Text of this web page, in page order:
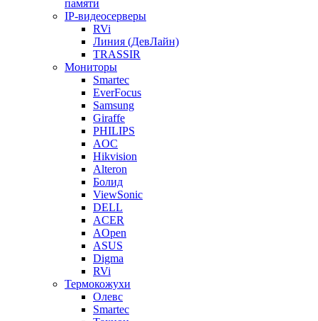
памяти
IP-видеосерверы
RVi
Линия (ДевЛайн)
TRASSIR
Мониторы
Smartec
EverFocus
Samsung
Giraffe
PHILIPS
AOC
Hikvision
Alteron
Болид
ViewSonic
DELL
ACER
AOpen
ASUS
Digma
RVi
Термокожухи
Олевс
Smartec